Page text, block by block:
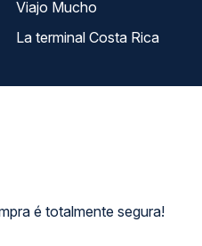
é totalmente segura!
Viajo Mucho
La terminal Costa Rica